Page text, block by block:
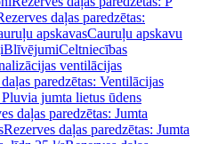
daļas paredzētas:
apskavasCauruļu apskavu
BlīvējumiCeltniecības
ventilācijas
paredzētas: Ventilācijas
jumta lietus ūdens
daļas paredzētas: Jumta
Rezerves daļas paredzētas: Jumta